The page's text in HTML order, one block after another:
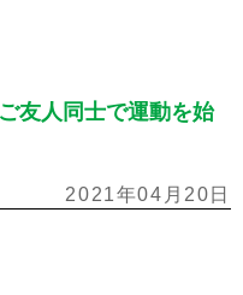
友人同士で運動を始
2021年04月20日